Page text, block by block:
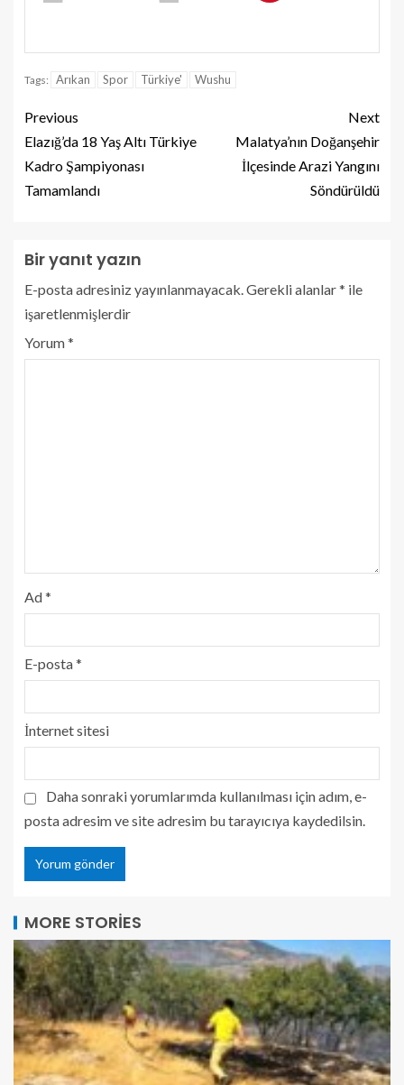
Tags: Arıkan Spor Türkiye' Wushu
Previous
Elazığ’da 18 Yaş Altı Türkiye
Kadro Şampiyonası
Tamamlandı
Next
Malatya’nın Doğanşehir
İlçesinde Arazi Yangını
Söndürüldü
Bir yanıt yazın
E-posta adresiniz yayınlanmayacak.Gerekli alanlar* ile
işaretlenmişlerdir
Yorum*
Ad*
E-posta*
İnternet sitesi
Daha sonraki yorumlarımda kullanılması için adım, e-
posta adresim ve site adresim bu tarayıcıya kaydedilsin.
MORE STORIES